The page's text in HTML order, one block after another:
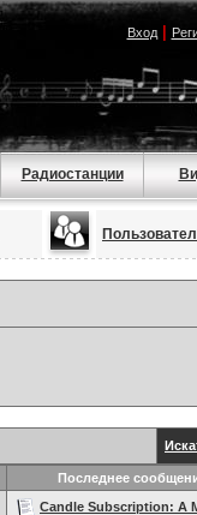
Вход|
Радиостанции
Последнее
Candle Subscription: A